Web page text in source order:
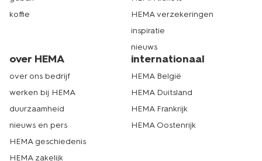
koffie
HEMA verzekeringen
inspiratie
nieuws
over HEMA
over ons bedrijf
werken bij HEMA
duurzaamheid
nieuws en pers
HEMA geschiedenis
HEMA zakelijk
internationaal
HEMA België
HEMA Duitsland
HEMA Frankrijk
HEMA Oostenrijk